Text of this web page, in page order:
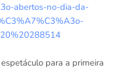
abertos-no-dia-da-
para a primeira